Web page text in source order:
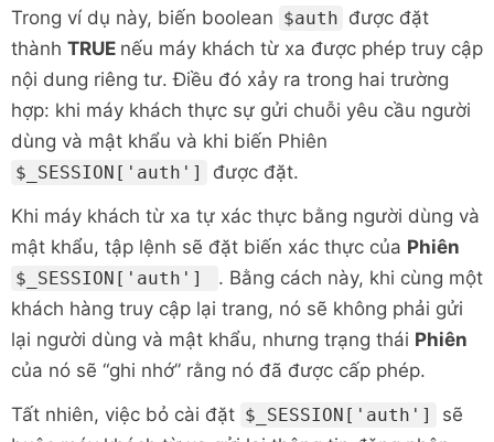
if ( array_key_exists('user',
{
$user = $_REQUEST['user'];
}
if ( array_key_exists
{
$passwd = $_REQUEST[ 'passwd']
}
/* Example authentication */
if
(($user == 'user') && ($passwd
{
Trong ví dụ này, biến boolean $auth được đặt
thành TRUE nếu máy khách từ xa được phép truy cập
nội dung riêng tư. Điều đó xảy ra trong hai trường
hợp: khi máy khách thực sự gửi chuỗi yêu cầu người
dùng và mật khẩu và khi biến Phiên
$_SESSION['auth']
được đặt.
Khi máy khách từ xa tự xác thực bằng người dùng và
mật khẩu, tập lệnh sẽ đặt biến xác thực của Phiên
$_SESSION['auth']
. Bằng cách này, khi cùng một
khách hàng truy cập lại trang, nó sẽ không phải gửi
lại người dùng và mật khẩu, nhưng trạng thái Phiên
của nó sẽ “ghi nhớ” rằng nó đã được cấp phép.
Tất nhiên, việc bỏ cài đặt $_SESSION['auth']
sẽ